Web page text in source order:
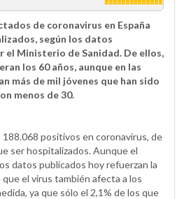
de coronavirus en España
según los datos
el Ministerio de Sanidad. De ellos,
los 60 años, aunque en las
más de mil jóvenes que han sido
menos de 30.
positivos en coronavirus, de
ser hospitalizados. Aunque el
datos publicados hoy refuerzan la
el virus también afecta a los
ya que sólo el 2,1% de los que